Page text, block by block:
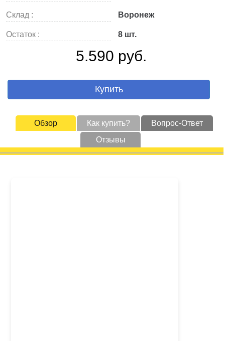
Склад : Воронеж
Остаток : 8 шт.
5.590 руб.
Купить
Обзор Как купить?
Вопрос-Ответ
Отзывы